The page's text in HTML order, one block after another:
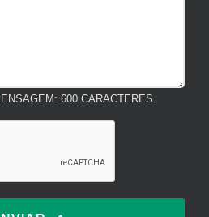
600 CARACTERES.